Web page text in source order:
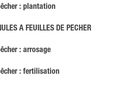
: plantation
À FEUILLES DE PÊCHER
: arrosage
: fertilisation